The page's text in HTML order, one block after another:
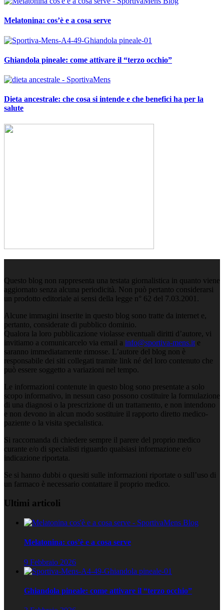
Melatonina: cos’è e a cosa serve
Ghiandola pineale: come attivare il “terzo occhio”
Dieta ancestrale: che cosa si intende e che benefici ha per la
salute
Questo blog non rappresenta una testata giornalistica in quanto viene
aggiornato senza alcuna periodicità. Non può pertanto considerarsi
un prodotto editoriale ai sensi della legge n° 62 del 7.03.2001.
Alcune immagini inserite in questo blog sono tratte da internet e,
pertanto, considerate di pubblico dominio.
Qualora la loro pubblicazione violasse eventuali diritti d’autore, vi
invitiamo a comunicarcelo via email a info@sportiva-mens.it e
saranno immediatamente rimosse. L’autore del blog non è
responsabile dei siti collegati tramite link né del loro contenuto che
può essere soggetto a variazioni nel tempo.
Le informazioni contenute in questo blog sono presentate a solo
scopo informativo, in nessun caso possono costituire la formulazione
di una diagnosi o la prescrizione di un trattamento, e non intendono
e non devono in alcun modo sostituire il rapporto diretto medico-
paziente o la visita specialistica.
Si raccomanda di chiedere sempre il parere del proprio medico
curante e/o di specialisti riguardo qualsiasi informazione e/o
indicazione riportata.
Se si hanno dubbi o quesiti sulle informazioni riportate o sull’uso di
un farmaco è necessario contattare il proprio medico.
Ultimi articoli
Melatonina: cos’è e a cosa serve
9 Febbraio 2026
Ghiandola pineale: come attivare il “terzo occhio”